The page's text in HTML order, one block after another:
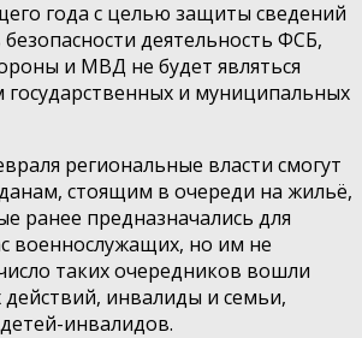
года с целью защиты сведений
деятельность ФСБ,
и МВД не будет являться
государственных и муниципальных
региональные власти смогут
стоящим в очереди на жильё,
ранее предназначались для
военнослужащих, но им не
таких очередников вошли
инвалиды и семьи,
инвалидов.